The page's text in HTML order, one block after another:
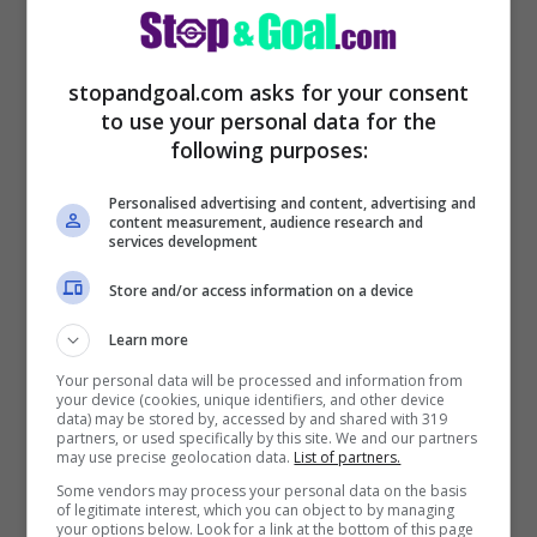
Come riportato dal
Galatasaray è interessato ad acquistare
James Rodriguez
periodo di possibili trasferimenti per il
campionato turco. La chiusura del mercato
si avvicina e il giocatore, approdato in
Qatar nei mesi scorsi, ha l’intenzione di
stopandgoal.com asks for your consent
to use your personal data for the
following purposes:
Personalised advertising and content, advertising and
content measurement, audience research and
services development
Store and/or access information on a device
Learn more
Your personal data will be processed and information from
your device (cookies, unique identifiers, and other device
data) may be stored by, accessed by and shared with 319
partners, or used specifically by this site. We and our partners
may use precise geolocation data. List of partners.
Some vendors may process your personal data on the basis
of legitimate interest, which you can object to by managing
your options below. Look for a link at the bottom of this page